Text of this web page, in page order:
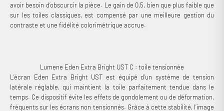
avoir besoin d’obscurcir la pièce. Le gain de 0,5, bien que plus faible que
sur les toiles classiques, est compensé par une meilleure gestion du
contraste et une fidélité colorimétrique accrue.
Lumene Eden Extra Bright UST C : toile tensionnée
L’écran Eden Extra Bright UST est équipé d’un système de tension
latérale réglable, qui maintient la toile parfaitement tendue dans le
temps. Ce dispositif évite les effets de gondolement ou de déformation,
fréquents sur les écrans non tensionnés. Grâce à cette stabilité, l’image